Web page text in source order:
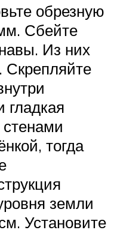
обрезную
Сбейте
Из них
Скрепляйте
гладкая
тогда
земли
Установите